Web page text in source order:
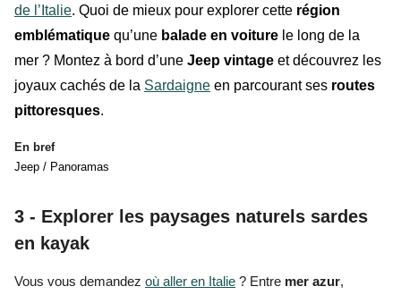
de l’Italie. Quoi de mieux pour explorer cette région
emblématique qu’une balade en voiture le long de la
mer ? Montez à bord d’une Jeep vintage et découvrez les
joyaux cachés de la Sardaigne en parcourant ses routes
pittoresques.
En bref
Jeep / Panoramas
3 - Explorer les paysages naturels sardes
en kayak
Vous vous demandez où aller en Italie ? Entre mer azur,